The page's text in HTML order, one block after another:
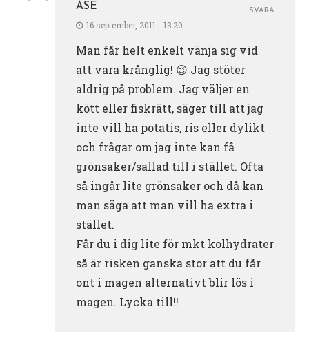
ÅSE
16 september, 2011 - 13:20
Man får helt enkelt vänja sig vid
att vara krånglig! 😉 Jag stöter
aldrig på problem. Jag väljer en
kött eller fiskrätt, säger till att jag
inte vill ha potatis, ris eller dylikt
och frågar om jag inte kan få
grönsaker/sallad till i stället. Ofta
så ingår lite grönsaker och då kan
man säga att man vill ha extra i
stället.
Får du i dig lite för mkt kolhydrater
så är risken ganska stor att du får
ont i magen alternativt blir lös i
magen. Lycka till!!
SVARA